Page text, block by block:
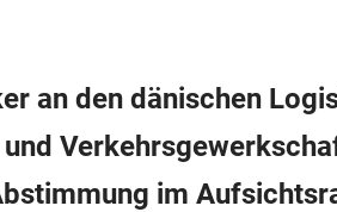
an den dänischen
im